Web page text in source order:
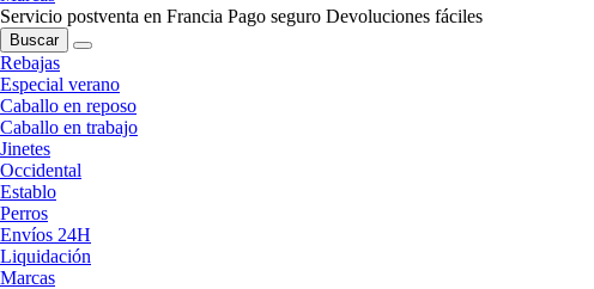
Servicio postventa en Francia Pago seguro Devoluciones fáciles
Buscar
Rebajas
Especial verano
Caballo en reposo
Caballo en trabajo
Jinetes
Occidental
Establo
Perros
Envíos 24H
Liquidación
Marcas